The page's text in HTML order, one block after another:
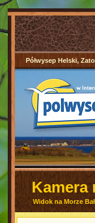
Półwysep Helski,
Kamera
Widok na Morze